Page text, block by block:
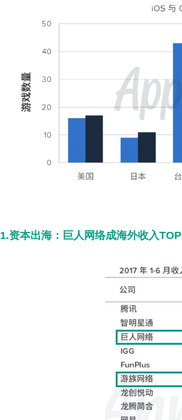
1.资本出海：巨人网络成海外收入